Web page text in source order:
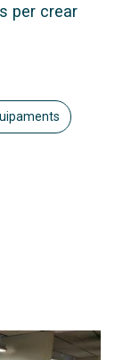
per crear